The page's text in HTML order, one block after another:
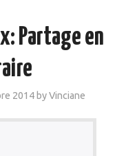
Partage en
2014 byVinciane